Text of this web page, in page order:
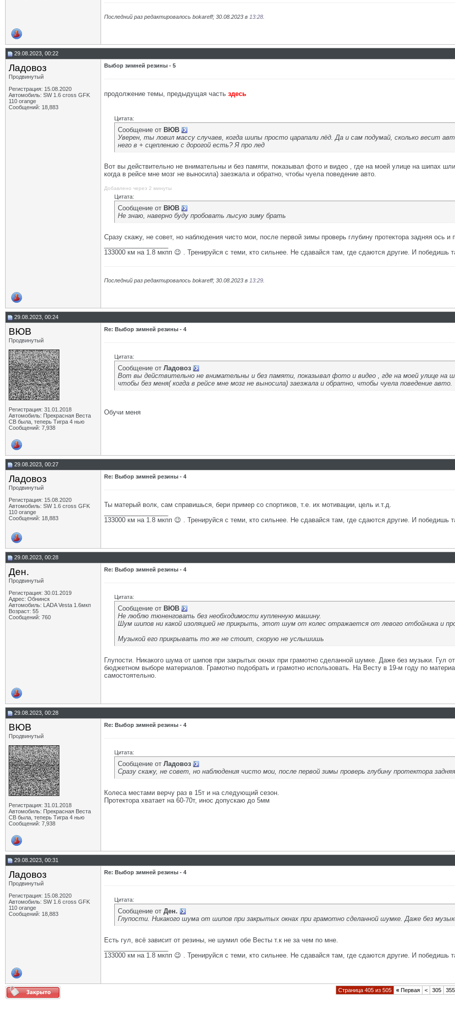
Последний раз редактировалось bokareff; 30.08.2023 в 13:28
29.08.2023, 00:22
Ладовоз
Продвинутый
Регистрация: 15.08.2020
Автомобиль: SW 1.6 cross GFK
110 orange
Сообщений: 18,883
Выбор зимней резины - 5
продолжение темы, предыдущая часть здесь
Цитата:
Сообщение от ВЮВ
Уверен, ты ловил массу случаев, когда шипы просто царапали лёд. Да и сам подумай, сколько
него в + сцеплению с дорогой есть? Я про лед
Вот вы действительно не внимательны и без памяти, показывал фото и видео , где на моей улице на шипах
когда в рейсе мне мозг не выносила) заезжала и обратно, чтобы чуела поведение авто.
Добавлено через 2 минуты
Цитата:
Сообщение от ВЮВ
Не знаю, наверно буду пробовать лысую зиму брать
Сразу скажу, не совет, но наблюдения чисто мои, после первой зимы проверь глубину протектора задняя ось и
133000 км на 1.8 мкпп 😉 . Тренируйся с теми, кто сильнее. Не сдавайся там, где сдаются другие. И победишь
Последний раз редактировалось bokareff; 30.08.2023 в 13:29
29.08.2023, 00:24
ВЮВ
Продвинутый
Регистрация: 31.01.2018
Автомобиль: Прекрасная Веста
СВ была, теперь Тигра 4 нью
Сообщений: 7,938
Re: Выбор зимней резины - 4
Цитата:
Сообщение от Ладовоз
Вот вы действительно не внимательны и без памяти, показывал фото и видео , где на моей улице на
чтобы без меня( когда в рейсе мне мозг не выносила) заезжала и обратно, чтобы чуела поведение авто.
Обучи меня
29.08.2023, 00:27
Ладовоз
Продвинутый
Регистрация: 15.08.2020
Автомобиль: SW 1.6 cross GFK
110 orange
Сообщений: 18,883
Re: Выбор зимней резины - 4
Ты матерый волк, сам справишься, бери пример со спортиков, т.е. их мотивации, цель и.т.д.
133000 км на 1.8 мкпп 😉 . Тренируйся с теми, кто сильнее. Не сдавайся там, где сдаются другие. И победишь
29.08.2023, 00:28
Ден.
Продвинутый
Регистрация: 30.01.2019
Адрес: Обнинск
Автомобиль: LADA Vesta 1.6мкп
Возраст: 55
Сообщений: 760
Re: Выбор зимней резины - 4
Цитата:
Сообщение от ВЮВ
Не люблю тюненговать без необходимости купленную машину.
Шум шипов ни какой изоляцией не прикрыть, этот шум от колес отражается от левого отбойника и
Музыкой его прикрывать то же не стоит, скорую не услышишь
Глупости. Никакого шума от шипов при закрытых окнах при грамотно сделанной шумке. Даже без музыки. Гул
бюджетном выборе материалов. Грамотно подобрать и грамотно использовать. На Весту в 19-м году по
самостоятельно.
29.08.2023, 00:28
ВЮВ
Продвинутый
Регистрация: 31.01.2018
Автомобиль: Прекрасная Веста
СВ была, теперь Тигра 4 нью
Сообщений: 7,938
Re: Выбор зимней резины - 4
Цитата:
Сообщение от Ладовоз
Сразу скажу, не совет, но наблюдения чисто мои, после первой зимы проверь глубину протектора
Колеса местами верчу раз в 15т и на следующий сезон.
Протектора хватает на 60-70т, инос допускаю до 5мм
29.08.2023, 00:31
Ладовоз
Продвинутый
Регистрация: 15.08.2020
Автомобиль: SW 1.6 cross GFK
110 orange
Сообщений: 18,883
Re: Выбор зимней резины - 4
Цитата:
Сообщение от Ден.
Глупости. Никакого шума от шипов при закрытых окнах при грамотно сделанной шумке. Даже без
Есть гул, всё зависит от резины, не шумил обе Весты т.к не за чем по мне.
133000 км на 1.8 мкпп 😉 . Тренируйся с теми, кто сильнее. Не сдавайся там, где сдаются другие. И победишь
Страница 405 из 505 « Первая < 305 355